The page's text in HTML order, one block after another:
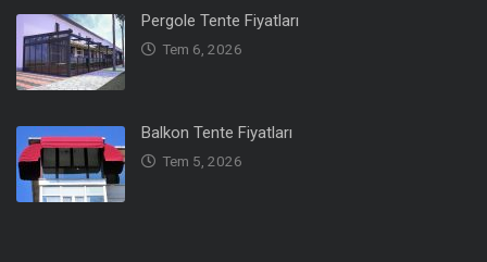
Pergole Tente Fiyatları
Tem 6, 2026
Balkon Tente Fiyatları
Tem 5, 2026